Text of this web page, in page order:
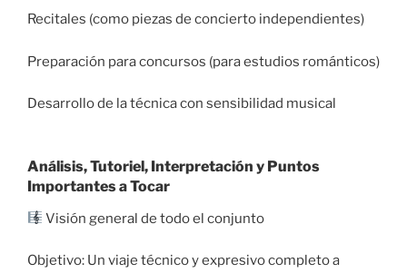
Recitales (como piezas de concierto independientes)
Preparación para concursos (para estudios románticos)
Desarrollo de la técnica con sensibilidad musical
Análisis, Tutoriel, Interpretación y Puntos
Importantes a Tocar
Visión general de todo el conjunto
Objetivo: Un viaje técnico y expresivo completo a